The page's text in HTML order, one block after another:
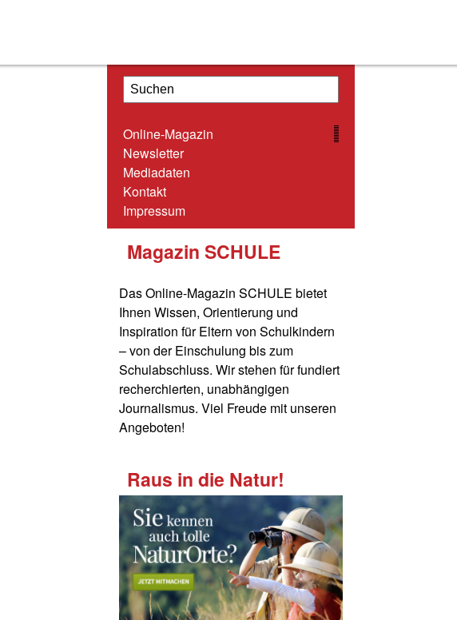
IMPRESSUM
Online-Magazin
Newsletter
Mediadaten
Kontakt
Impressum
Magazin SCHULE
Das Online-Magazin SCHULE bietet
Ihnen Wissen, Orientierung und
Inspiration für Eltern von Schulkindern
– von der Einschulung bis zum
Schulabschluss. Wir stehen für fundiert
recherchierten, unabhängigen
Journalismus. Viel Freude mit unseren
Angeboten!
Raus in die Natur!